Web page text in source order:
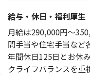
給与・休日・福利厚生
月給は290,000円～
問手当や住宅手当など
年間休日125日とお休
クライフバランスを重